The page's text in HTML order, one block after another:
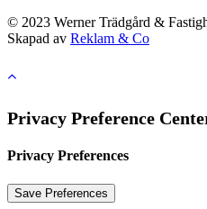
© 2023 Werner Trädgård &
Skapad av Reklam & Co
Privacy Preference
Privacy Preferences